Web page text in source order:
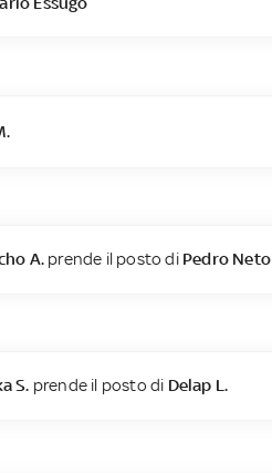
A. prende il posto di Pedro Neto
S. prende il posto di Delap L.